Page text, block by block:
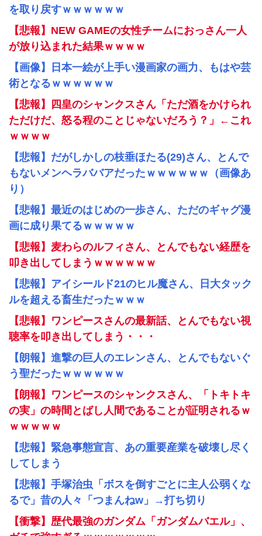
を取り戻すｗｗｗｗｗｗ
【悲報】NEW GAMEの女性チームにおっさん一人
が放り込まれた結果ｗｗｗｗ
【画像】日本一絵が上手い漫画家の画力、もはや芸
術となるｗｗｗｗｗｗ
【悲報】四皇のシャンクスさん「ただ酒をかけられ
ただけだ、怒る程のことじゃないだろう？」←これ
ｗｗｗｗ
【悲報】だがしかしの枝垂ほたる(29)さん、とんで
もないメンヘラババアだったｗｗｗｗｗｗ（画像あ
り）
【悲報】最近のはじめの一歩さん、ただのギャグ漫
画に成り果てるｗｗｗｗｗ
【悲報】麦わらのルフィさん、とんでもない経歴を
叩き出してしまうｗｗｗｗｗｗ
【悲報】アイシールド21のヒル魔さん、日大タック
ルを超える畜生だったｗｗｗ
【悲報】ワンピースさんの最新話、とんでもない視
聴率を叩き出してしまう・・・
【朗報】進撃の巨人のエレンさん、とんでもないぐ
う聖だったｗｗｗｗｗｗ
【朗報】ワンピースのシャンクスさん、「トキトキ
の実」の時間とばし人間であることが証明されるｗ
ｗｗｗｗｗ
【悲報】緊急事態宣言、あの重要産業を破壊し尽く
してしまう
【悲報】手塚治虫「ボスを倒すごとに主人公弱くな
るで」昔の人々「つまんねw」→打ち切り
【衝撃】歴代最強のガンダム「ガンダムバエル」、